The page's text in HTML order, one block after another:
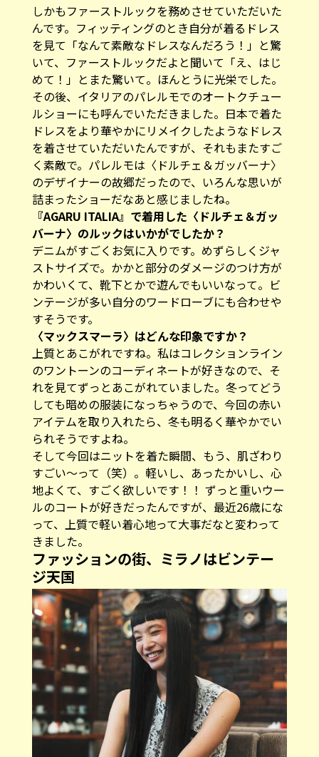
しかもファーストルックを務めさせていただいた
んです。フィッティングのとき自分が着るドレス
を見て「なんて素敵なドレスなんだろう！」と驚
いて、ファーストルックだよと聞いて「え、はじ
めて！」とまた驚いて。ほんとうに光栄でした。
その後、イタリアのパレルモでのオートクチュー
ルショーにも呼んでいただきました。日本で着た
ドレスをより華やかにリメイクしたようなドレス
を着させていただいたんですが、それもまたすご
く素敵で。パレルモは〈ドルチェ＆ガッバーナ〉
のデザイナーの故郷だったので、いろんな思いが
詰まったショーだなあと感じましたね。
――『AGARU ITALIA』で着用した〈ドルチェ＆ガッ
バーナ〉のルックはいかがでしたか？
デニムがすごくお気に入りです。めずらしくジャ
ストサイズで。かかと部分のダメージのつけ方が
かわいくて、靴下とかで遊んでもいいなって。ビ
ンテージが多い自分のワードローブにも合わせや
すそうです。
――〈マックスマーラ〉はどんな印象ですか？
上質とあこがれですね。私はコレクションライン
のワントーンのコーディネートが好きなので、そ
れを見てずっとあこがれていました。冬ってどう
しても暗めの服装になっちゃうので、今回の赤い
アイテムを取り入れたら、冬も明るく華やかでい
られそうですよね。
そして今回はニットを着た瞬間、もう、肌ざわり
すごい〜って（笑）。軽いし、あったかいし、心
地よくて、すごく欲しいです！！ ずっと重いウー
ルのコートが好きだったんですが、最近26歳にな
って、上質で軽い着心地って大事だなと変わって
きました。
ファッションの街、ミラノはビンテー
ジ天国